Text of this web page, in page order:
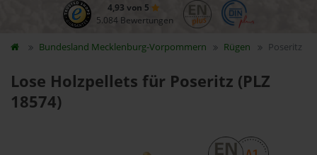
4,93 von 5
5.084 Bewertungen
Bundesland Mecklenburg-Vorpommern Rügen Poseritz
Lose Holzpellets für Poseritz (PLZ
18574)